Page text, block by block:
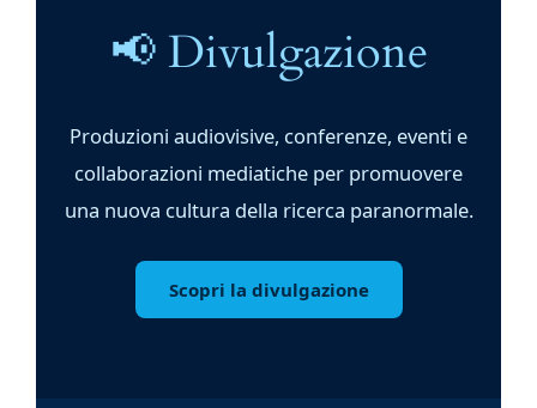
📢 Divulgazione
Produzioni audiovisive, conferenze, eventi e
collaborazioni mediatiche per promuovere
una nuova cultura della ricerca paranormale.
Scopri la divulgazione